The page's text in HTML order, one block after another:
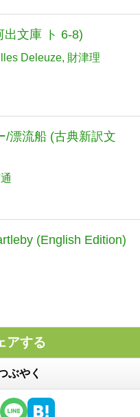
出文庫 ト 6-8)
Deleuze 財津理
/漂流船 (古典新訳文
(English Edition)
アする
ぶやく